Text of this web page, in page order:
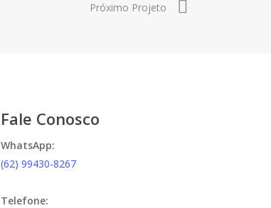
Próximo Projeto
Fale Conosco
WhatsApp:
(62) 99430-8267
Telefone: